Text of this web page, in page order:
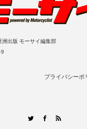
出版 モーサイ編集部
9
プライバシーポ
TwitterFacebook